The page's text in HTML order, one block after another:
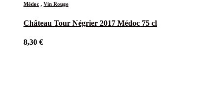
Médoc , Vin Rouge
Château Tour Négrier 2017 Médoc 75 cl
8,30 €